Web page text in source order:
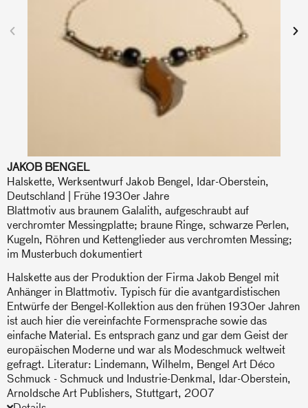
JAKOB BENGEL
Halskette, Werksentwurf Jakob Bengel, Idar-Oberstein,
Deutschland | Frühe 1930er Jahre
Blattmotiv aus braunem Galalith, aufgeschraubt auf
verchromter Messingplatte; braune Ringe, schwarze Perlen,
Kugeln, Röhren und Kettenglieder aus verchromten Messing;
im Musterbuch dokumentiert
Halskette aus der Produktion der Firma Jakob Bengel mit
Anhänger in Blattmotiv. Typisch für die avantgardistischen
Entwürfe der Bengel-Kollektion aus den frühen 1930er Jahren
ist auch hier die vereinfachte Formensprache sowie das
einfache Material. Es entsprach ganz und gar dem Geist der
europäischen Moderne und war als Modeschmuck weltweit
gefragt. Literatur: Lindemann, Wilhelm, Bengel Art Déco
Schmuck - Schmuck und Industrie-Denkmal, Idar-Oberstein,
Arnoldsche Art Publishers, Stuttgart, 2007